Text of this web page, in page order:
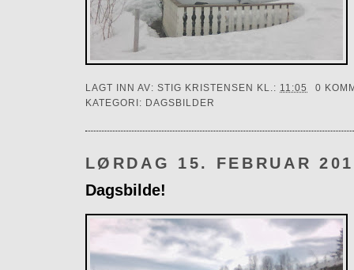
LAGT INN AV: STIG KRISTENSEN KL.: 11:05
0
KATEGORI: DAGSBILDER
LØRDAG 15. FEBRUAR
Dagsbilde!